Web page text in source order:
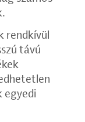
rendkívül
távú
egyedi